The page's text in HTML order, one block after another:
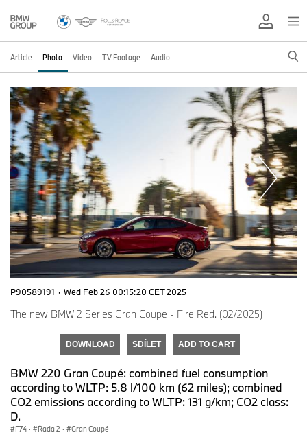
Article Photo Video TV Footage Audio
P90589191 · Wed Feb 26 00:15:20 CET 2025
The new BMW 2 Series Gran Coupe - Fire Red. (02/2025)
DOWNLOAD SDÍLET ADD TO CART
BMW 220 Gran Coupé: combined fuel consumption
according to WLTP: 5.8 l/100 km (62 miles); combined
CO2 emissions according to WLTP: 131 g/km; CO2 class:
D.
F74 · Řada 2 · Gran Coupé